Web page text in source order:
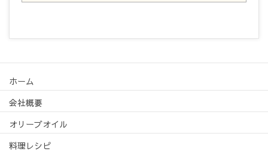
ホーム
会社概要
オリーブオイル
料理レシピ